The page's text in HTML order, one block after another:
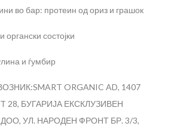
во бар: протеин од ориз и грашок
органски состојки
и ѓумбир
ORGANIC AD, 1407
28, БУГАРИЈА ЕКСКЛУЗИВЕН
УЛ. НАРОДЕН ФРОНТ БР. 3/3,